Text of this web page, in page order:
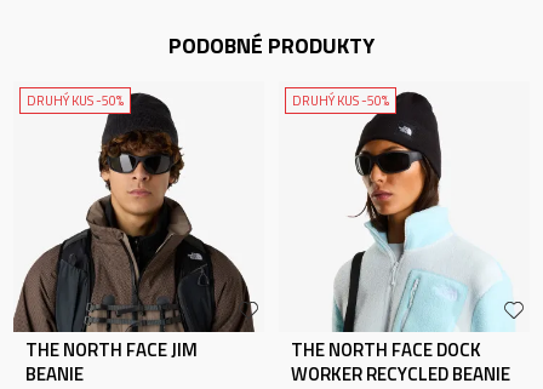
PODOBNÉ PRODUKTY
DRUHÝ KUS -50%
THE NORTH FACE JIM
BEANIE
DRUHÝ KUS -50%
THE NORTH FACE DOCK
WORKER RECYCLED BEANIE